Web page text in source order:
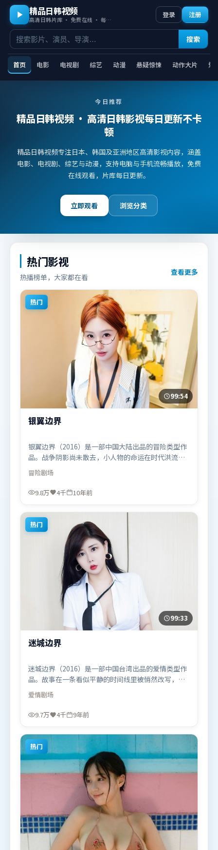
精品日韩视频
高清日韩片库 · 免费在线 · 每日更新
首页 电影 电视剧 综艺 动漫 悬疑惊悚 动作大片 爱
搜索
登录 注册
今日推荐
精品日韩视频· 高清日韩影视每日更新不卡
顿
精品日韩视频专注日本、韩国及亚洲地区高清影视内容，涵盖
电影、电视剧、综艺与动漫，支持电脑与手机流畅播放，免费
在线观看，片库每日更新。
立即观看 浏览分类
热门影视
热播榜单，大家都在看
查看更多
热门
99:54
银翼边界
银翼边界（2016）是一部中国大陆出品的冒险类型作
品。战争阴影尚未散去，小人物的命运在时代洪流里
被轻轻托起又放下。视听风格统一而富有实验感，配
乐与画面情绪贴合。由北野武执导，宋康昊、周迅、
秦海璐，弗洛伦丝·皮尤、周冬雨等联袂出演。影片
线，适合喜欢冒险题材的观众观看。
冒险剧场
9.8万 4千 10年前
热门
99:33
迷城边界
迷城边界（2016）是一部中国台湾出品的爱情类型作
品。故事在一条看似平静的时间线里被悄然改写，人
物被迫直面过去与现在的撕裂。类型元素被重新组
合，既致敬经典也尝试突破套路。由奉俊昊执导，托
尼·贾、刘亦菲、提莫西·查拉米，杨紫、杨幂、黄
湾）在部分地区首映上线，适合喜欢爱情题材的观众
观看。
爱情剧场
9.7万 4千 9年前
热门